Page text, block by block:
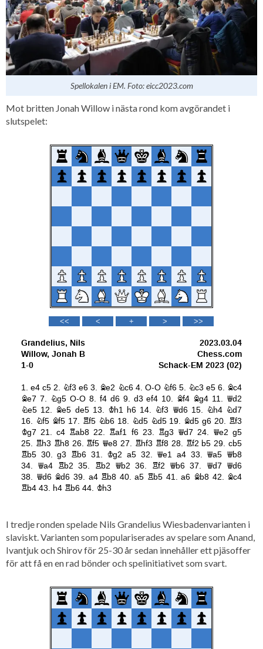
Spellokalen i EM. Foto: eicc2023.com
Mot britten Jonah Willow i nästa rond kom avgörandet i
slutspelet:
I tredje ronden spelade Nils Grandelius Wiesbadenvarianten i
slaviskt. Varianten som populariserades av spelare som Anand,
Ivantjuk och Shirov för 25-30 år sedan innehåller ett pjäsoffer
för att få en en rad bönder och spelinitiativet som svart.